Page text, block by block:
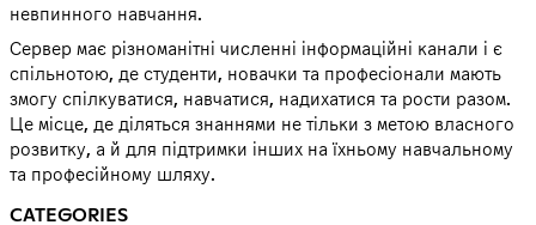
невпинного навчання.
Сервер має різноманітні численні інформаційні канали і є
спільнотою, де студенти, новачки та професіонали мають
змогу спілкуватися, навчатися, надихатися та рости разом.
Це місце, де діляться знаннями не тільки з метою власного
розвитку, а й для підтримки інших на їхньому навчальному
та професійному шляху.
CATEGORIES